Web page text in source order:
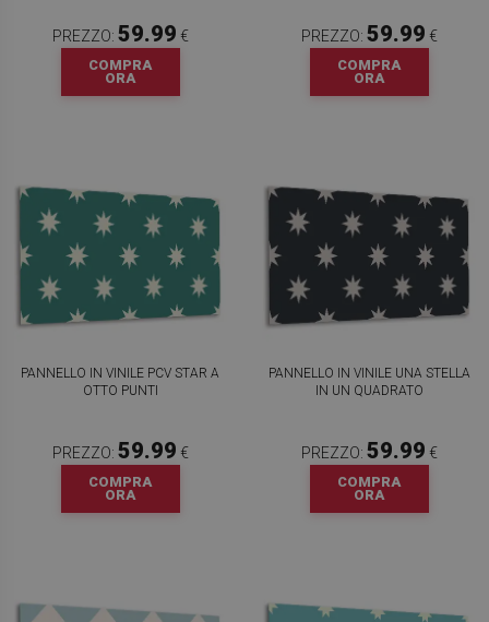
PREZZO: 59.99 €
COMPRA
ORA
PREZZO: 59.99 €
COMPRA
ORA
PANNELLO IN VINILE PCV STAR A
OTTO PUNTI
PREZZO: 59.99 €
COMPRA
ORA
PANNELLO IN VINILE UNA STELLA
IN UN QUADRATO
PREZZO: 59.99 €
COMPRA
ORA